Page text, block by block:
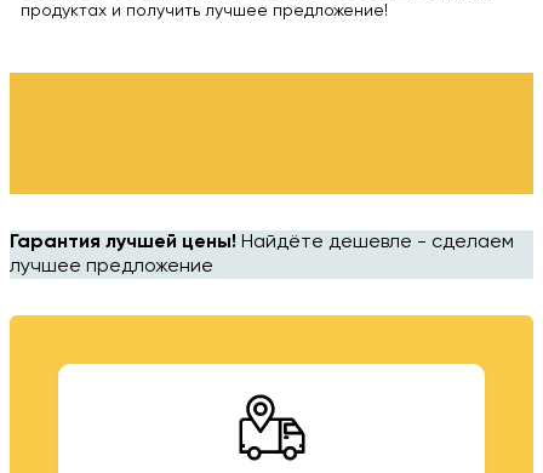
продуктах и получить лучшее предложение!
Гарантия лучшей цены! Найдёте дешевле - сделаем
лучшее предложение